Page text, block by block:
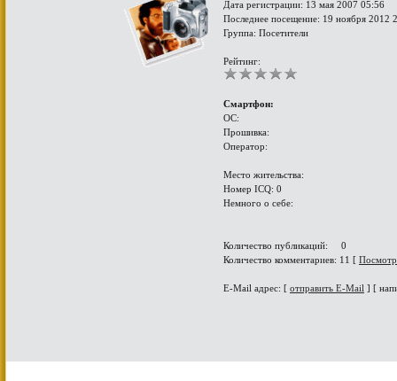
Дата регистрации: 13 мая 2007 05:56
Последнее посещение: 19 ноября 2012
Группа: Посетители
Рейтинг:
Смартфон:
ОС:
Прошивка:
Оператор:
Место жительства:
Номер ICQ: 0
Немного о себе:
Количество публикаций: 0
Количество комментариев: 11 [
E-Mail адрес: [ отправить E-Mail ] [